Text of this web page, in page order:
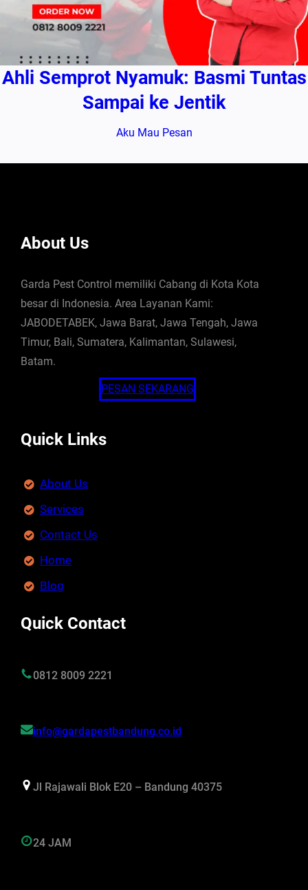
Ahli Semprot Nyamuk: Basmi Tuntas
Sampai ke Jentik
Aku Mau Pesan
About Us
Garda Pest Control memiliki Cabang di Kota Kota
besar di Indonesia. Area Layanan Kami:
JABODETABEK, Jawa Barat, Jawa Tengah, Jawa
Timur, Bali, Sumatera, Kalimantan, Sulawesi,
Batam.
PESAN SEKARANG
Quick Links
About Us
Services
Contact Us
Home
Blog
Quick Contact
0812 8009 2221
info@gardapestbandung.co.id
Jl Rajawali Blok E20 – Bandung 40375
24 JAM